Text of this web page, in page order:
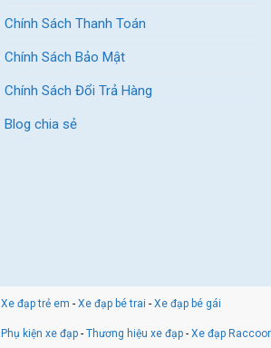
Chính Sách Thanh Toán
Chính Sách Bảo Mật
Chính Sách Đổi Trả Hàng
Blog chia sẻ
Xe đạp trẻ em - Xe đạp bé trai - Xe đạp bé gái
Phụ kiện xe đạp - Thương hiệu xe đạp - Xe đạp